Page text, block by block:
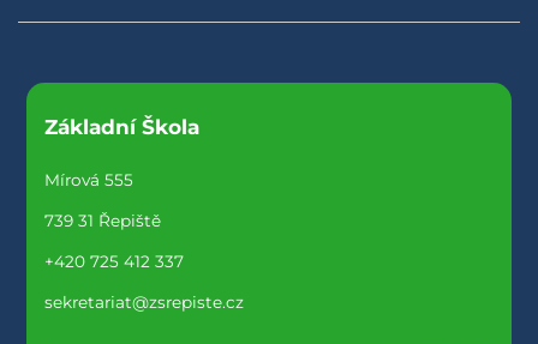
Základní Škola
Mírová 555
739 31 Řepiště
+420 725 412 337
sekretariat@zsrepiste.cz